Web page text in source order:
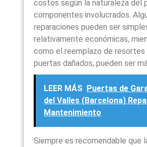
costos según la naturaleza del
componentes involucrados.
reparaciones pueden ser
relativamente económicas,
como el reemplazo de resortes
puertas dañados, pueden ser
LEER MÁS Puertas de
del Valles (Barcelona)
Mantenimiento
Siempre es recomendable que